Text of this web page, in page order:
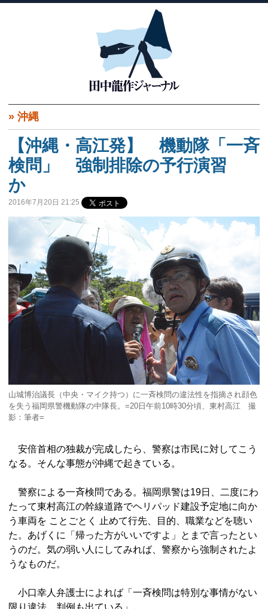
» 沖縄
【沖縄・高江発】 機動隊「一斉
検問」 強制排除の予行演習
か
2016年7月20日 21:25
山城博治議長（中央・マイク持つ）に一斉検問の違法性を指摘され顔色
を失う福岡県警機動隊の中隊長。=20日午前10時30分頃、東村高江 撮
影：筆者=
安倍首相の独裁が完成したら、警察は市民に対してこう
なる。そんな事態が沖縄で起きている。
警察による一斉検問である。福岡県警は19日、二度にわ
たって東村高江の幹線道路でヘリパッド建設予定地に向か
う車両を ことごとく 止めて行先、目的、職業などを聴い
た。あげくに「帰った方がいいですよ」とまで言ったとい
うのだ。気の弱い人にしてみれば、警察から強制されたよ
うなものだ。
小口幸人弁護士によれば「一斉検問は特別な事情がない
限り違法。判例も出ている」。